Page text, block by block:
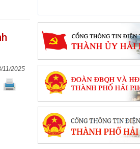
11/2025